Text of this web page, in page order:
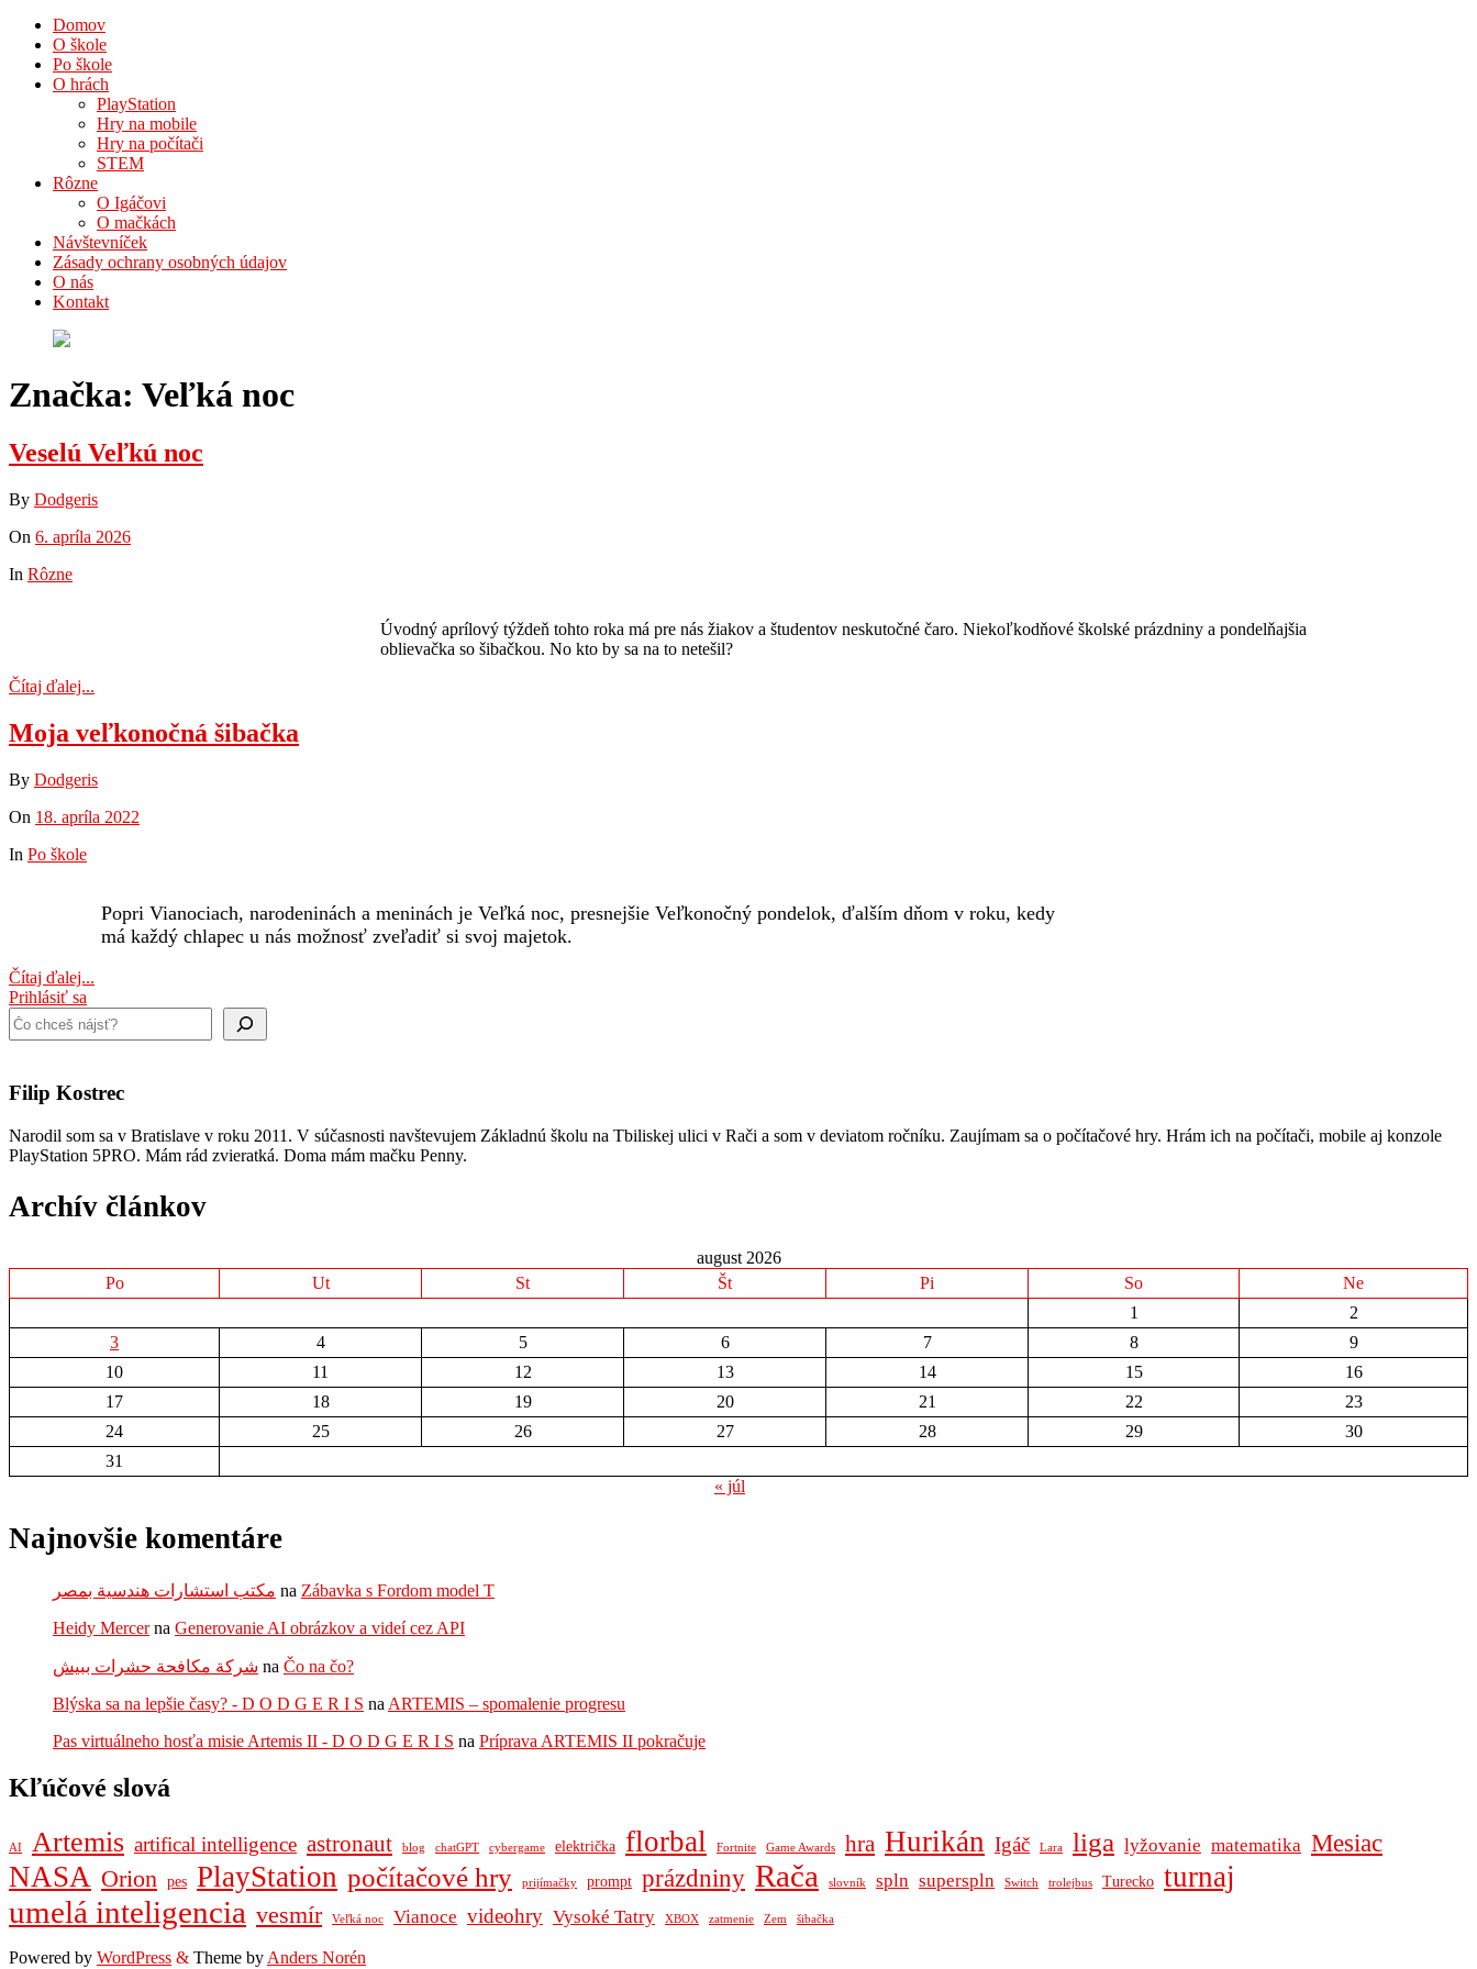
Domov
O škole
Po škole
O hrách
PlayStation
Hry na mobile
Hry na počítači
STEM
Rôzne
O Igáčovi
O mačkách
Návštevníček
Zásady ochrany osobných údajov
O nás
Kontakt
Značka: Veľká noc
Veselú Veľkú noc
By Dodgeris
On 6. apríla 2026
In Rôzne
Úvodný aprílový týždeň tohto roka má pre nás žiakov a študentov neskutočné čaro. Niekoľkodňové školské prázdniny a pondelňajšia
oblievačka so šibačkou. No kto by sa na to netešil?
Čítaj ďalej...
Moja veľkonočná šibačka
By Dodgeris
On 18. apríla 2022
In Po škole
Popri Vianociach, narodeninách a meninách je Veľká noc, presnejšie Veľkonočný pondelok, ďalším dňom v roku, kedy
má každý chlapec u nás možnosť zveľadiť si svoj majetok.
Čítaj ďalej...
Prihlásiť sa
Hľadať
Filip Kostrec
Narodil som sa v Bratislave v roku 2011. V súčasnosti navštevujem Základnú školu na Tbiliskej ulici v Rači a som v deviatom ročníku. Zaujímam sa o počítačové hry. Hrám ich na počítači, mobile aj konzole
PlayStation 5PRO. Mám rád zvieratká. Doma mám mačku Penny.
Archív článkov
august 2026
Po
Ut St Št Pi So
Ne
1
2
3
4 5 6 7 8
9
10
11 12 13 14 15
16
17
18 19 20 21 22
23
24
25 26 27 28 29
30
31
« júl
Najnovšie komentáre
مكتب استشارات هندسية بمصر na Zábavka s Fordom model T
Heidy Mercerna Generovanie AI obrázkov a videí cez API
شركة مكافحة حشرات ببيش na Čo na čo?
Blýska sa na lepšie časy? - D O D G E R I S na ARTEMIS – spomalenie progresu
Pas virtuálneho hosťa misie Artemis II - D O D G E R I S na Príprava ARTEMIS II pokračuje
Kľúčové slová
AI Artemis artifical intelligence astronaut blog chatGPT cybergame električka florbal Fortnite Game Awards hra Hurikán Igáč Lara liga lyžovanie matematika Mesiac
NASA Orion pes PlayStation počítačové hry prijímačky prompt prázdniny Rača slovník spln superspln Switch trolejbus Turecko turnaj
umelá inteligencia vesmír Veľká noc Vianoce videohry Vysoké Tatry XBOX zatmenie Zem šibačka
Powered by WordPress & Theme by Anders Norén